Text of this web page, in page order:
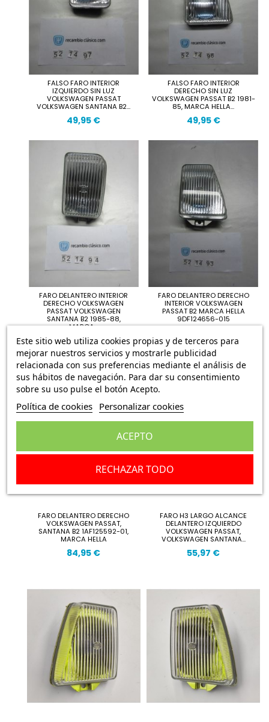
FALSO FARO INTERIOR
IZQUIERDO SIN LUZ
VOLKSWAGEN PASSAT
VOLKSWAGEN SANTANA B2...
49,95 €
FALSO FARO INTERIOR
DERECHO SIN LUZ
VOLKSWAGEN PASSAT B2 1981-
85, MARCA HELLA...
49,95 €
FARO DELANTERO INTERIOR
DERECHO VOLKSWAGEN
PASSAT VOLKSWAGEN
SANTANA B2 1985-88,
MARCA...
49,95 €
FARO DELANTERO DERECHO
INTERIOR VOLKSWAGEN
PASSAT B2 MARCA HELLA
9DF124656-015
FARO DELANTERO DERECHO
VOLKSWAGEN PASSAT,
SANTANA B2 1AF125592-01,
MARCA HELLA
84,95 €
FARO H3 LARGO ALCANCE
DELANTERO IZQUIERDO
VOLKSWAGEN PASSAT,
VOLKSWAGEN SANTANA...
55,97 €
Este sitio web utiliza cookies propias y de terceros para
mejorar nuestros servicios y mostrarle publicidad
relacionada con sus preferencias mediante el análisis de
sus hábitos de navegación. Para dar su consentimiento
sobre su uso pulse el botón Acepto.
Política de cookies Personalizar cookies
RECHAZAR TODO
ACEPTO